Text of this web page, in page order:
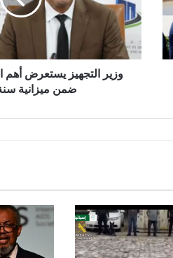
وزير التجهيز يستعرض أهم
ضمن ميزانية سنة